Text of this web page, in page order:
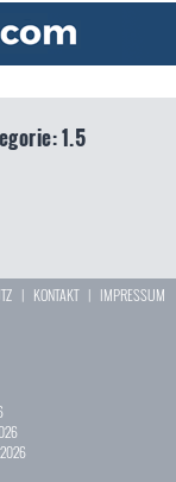
1.5
| KONTAKT| IMPRESSUM